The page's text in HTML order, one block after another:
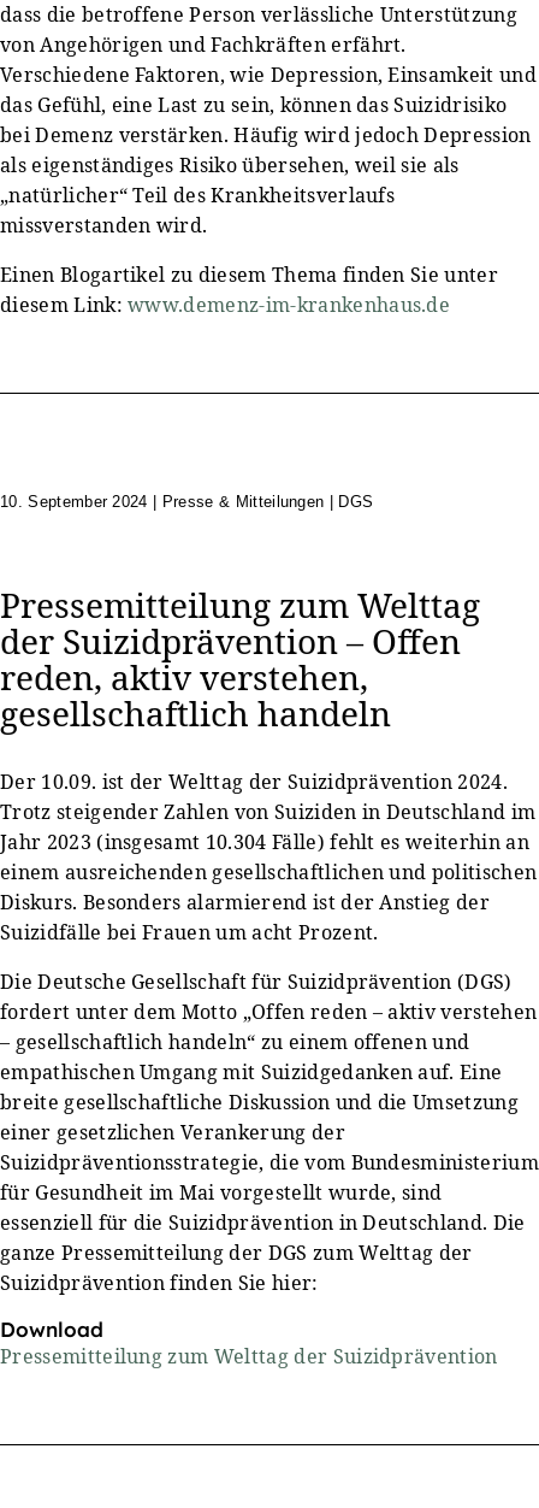
dass die betroffene Person verlässliche Unterstützung
von Angehörigen und Fachkräften erfährt.
Verschiedene Faktoren, wie Depression, Einsamkeit und
das Gefühl, eine Last zu sein, können das Suizidrisiko
bei Demenz verstärken. Häufig wird jedoch Depression
als eigenständiges Risiko übersehen, weil sie als
„natürlicher“ Teil des Krankheitsverlaufs
missverstanden wird.
Einen Blogartikel zu diesem Thema finden Sie unter
diesem Link:www.demenz-im-krankenhaus.de
10. September 2024 Presse & Mitteilungen | DGS
Pressemitteilung zum Welttag
der Suizidprävention – Offen
reden, aktiv verstehen,
gesellschaftlich handeln
Der 10.09. ist der Welttag der Suizidprävention 2024.
Trotz steigender Zahlen von Suiziden in Deutschland im
Jahr 2023 (insgesamt 10.304 Fälle) fehlt es weiterhin an
einem ausreichenden gesellschaftlichen und politischen
Diskurs. Besonders alarmierend ist der Anstieg der
Suizidfälle bei Frauen um acht Prozent.
Die Deutsche Gesellschaft für Suizidprävention (DGS)
fordert unter dem Motto „Offen reden – aktiv verstehen
– gesellschaftlich handeln“ zu einem offenen und
empathischen Umgang mit Suizidgedanken auf. Eine
breite gesellschaftliche Diskussion und die Umsetzung
einer gesetzlichen Verankerung der
Suizidpräventionsstrategie, die vom Bundesministerium
für Gesundheit im Mai vorgestellt wurde, sind
essenziell für die Suizidprävention in Deutschland. Die
ganze Pressemitteilung der DGS zum Welttag der
Suizidprävention finden Sie hier:
Download
Pressemitteilung zum Welttag der Suizidprävention